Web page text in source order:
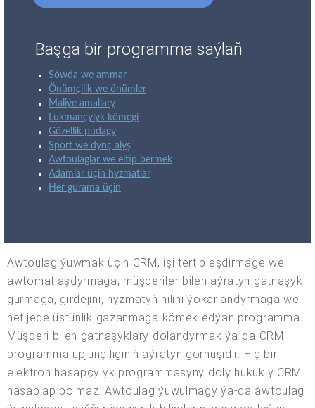
Başga bir programma saýlaň
Söwda we ammar
Önümçilik we önümler
Maliýe amallary
Lukmançylyk kömegi
Gözellik pudagy
Sport we dynç alyş
Awtoulaglar we eltip bermek
Adamlar üçin hyzmatlar
Her gurama üçin
Awtoulag ýuwmak üçin CRM, işi tertipleşdirmäge we
awtomatlaşdyrmaga, müşderiler bilen aýratyn gatnaşyk
gurmaga, girdejini, hyzmatyň hilini ýokarlandyrmaga we
netijede üstünlik gazanmaga kömek edýän programma.
Müşderi bilen gatnaşyklary dolandyrmak ýa-da CRM
programma üpjünçiliginiň aýratyn görnüşidir. Hiç bir
elektron hasapçylyk programmasyny doly hukukly CRM
hasaplap bolmaz. Awtoulag ýuwulmagy ýa-da awtoulag